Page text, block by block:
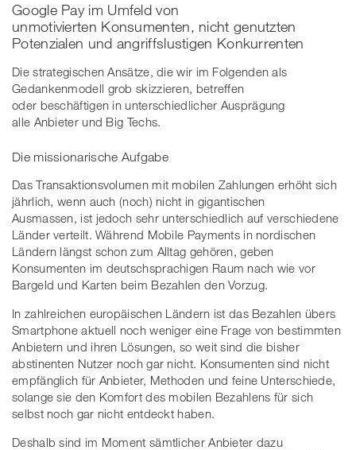
Google Pay im Umfeld von
unmotivierten Konsumenten, nicht genutzten
Potenzialen und angriffslustigen Konkurrenten
Die strategischen Ansätze, die wir im Folgenden als
Gedankenmodell grob skizzieren, betreffen
oder beschäftigen in unterschiedlicher Ausprägung
alle Anbieter und Big Techs.
Die missionarische Aufgabe
Das Transaktionsvolumen mit mobilen Zahlungen erhöht sich
jährlich, wenn auch (noch) nicht in gigantischen
Ausmassen, ist jedoch sehr unterschiedlich auf verschiedene
Länder verteilt. Während Mobile Payments in nordischen
Ländern längst schon zum Alltag gehören, geben
Konsumenten im deutschsprachigen Raum nach wie vor
Bargeld und Karten beim Bezahlen den Vorzug.
In zahlreichen europäischen Ländern ist das Bezahlen übers
Smartphone aktuell noch weniger eine Frage von bestimmten
Anbietern und ihren Lösungen, so weit sind die bisher
abstinenten Nutzer noch gar nicht. Konsumenten sind nicht
empfänglich für Anbieter, Methoden und feine Unterschiede,
solange sie den Komfort des mobilen Bezahlens für sich
selbst noch gar nicht entdeckt haben.
Deshalb sind im Moment sämtlicher Anbieter dazu